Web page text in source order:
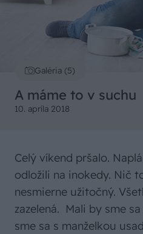
Galéria (5)
A máme to v suchu
10. apríla 2018
Celý víkend pršalo.
odložili na inokedy. Nič
nesmierne užitočný.
zazelená. Mali by sme
sme sa s manželkou